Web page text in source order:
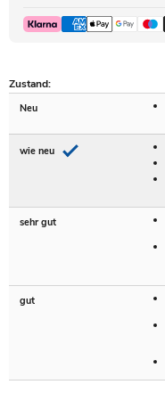
Zustand:
Neu
wie neu
sehr gut
gut